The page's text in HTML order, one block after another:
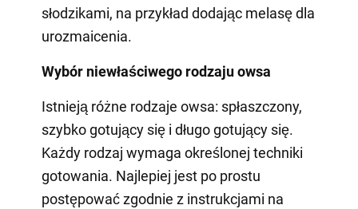
słodzikami, na przykład dodając melasę dla
urozmaicenia.
Wybór niewłaściwego rodzaju owsa
Istnieją różne rodzaje owsa: spłaszczony,
szybko gotujący się i długo gotujący się.
Każdy rodzaj wymaga określonej techniki
gotowania. Najlepiej jest po prostu
postępować zgodnie z instrukcjami na